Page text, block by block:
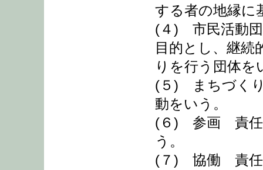
する者の地縁に
(４) 市民活動
目的とし、継続
りを行う団体を
(５) まちづく
動をいう。
(６) 参画 責任
う。
(７) 協働 責任